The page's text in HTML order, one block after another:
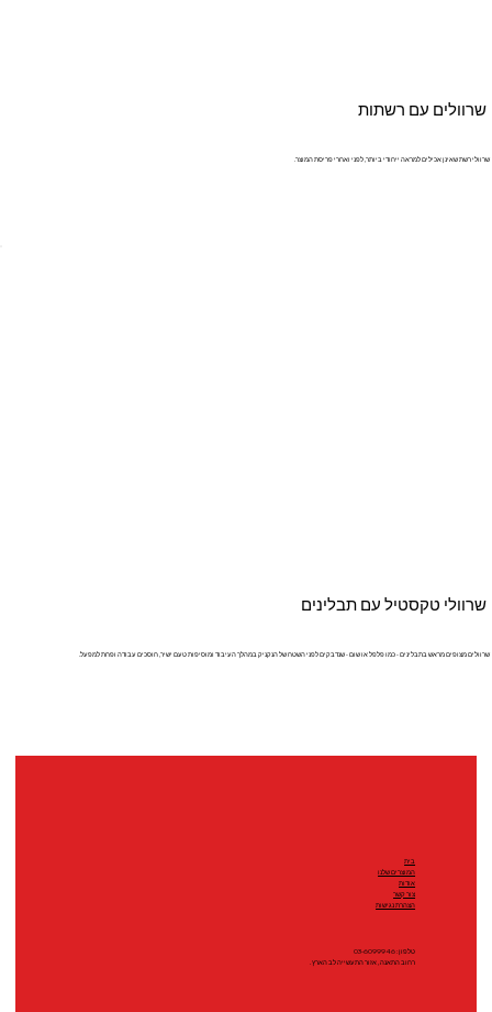
שרוולים עם רשתות
שרוולי רשת שאינן אכילים למראה ייחודי ביותר, לפני ואחרי פריסת המוצר.
שרוולי טקסטיל עם תבלינים
שרוולים מצופים מראש בתבלינים - כמו פלפל או שום - שנדבקים לפני השטח של הנקניק במהלך העיבוד ומוסיפות טעם ישיר, חוסכים עבודה ופחת למפעל.
בית
המוצרים שלנו
אודות
צור קשר
הצהרת נגישות
טלפון: 03-6099946
רחוב התאנה, אזור התעשייה לב הארץ.